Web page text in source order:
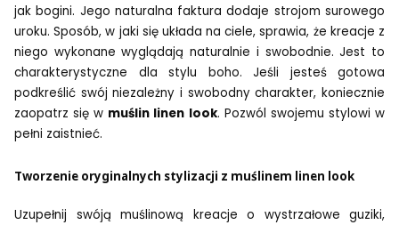
jak bogini. Jego naturalna faktura dodaje strojom surowego
uroku. Sposób, w jaki się układa na ciele, sprawia, że kreacje z
niego wykonane wyglądają naturalnie i swobodnie. Jest to
charakterystyczne dla stylu boho. Jeśli jesteś gotowa
podkreślić swój niezależny i swobodny charakter, koniecznie
zaopatrz się w muślin linen look. Pozwól swojemu stylowi w
pełni zaistnieć.
Tworzenie oryginalnych stylizacji z muślinem linen look
Uzupełnij swóją muślinową kreacje o wystrzałowe guziki,